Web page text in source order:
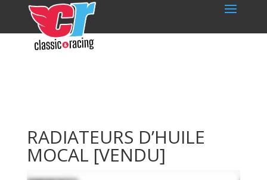
RADIATEURS D’HUILE
MOCAL [VENDU]